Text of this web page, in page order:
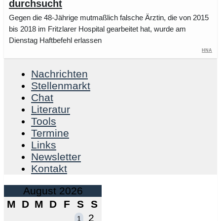
durchsucht
Gegen die 48-Jährige mutmaßlich falsche Ärztin, die von 2015
bis 2018 im Fritzlarer Hospital gearbeitet hat, wurde am
Dienstag Haftbefehl erlassen
HNA
Nachrichten
Stellenmarkt
Chat
Literatur
Tools
Termine
Links
Newsletter
Kontakt
August 2026
M
D M D F S S
1 2